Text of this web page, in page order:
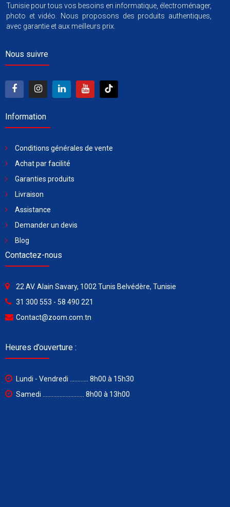
Tunisie pour tous vos besoins en informatique, électroménager,
photo et vidéo. Nous proposons des produits authentiques,
avec garantie et aux meilleurs prix.
Nous suivre
Information
Conditions générales de vente
Achat par facilité
Garanties produits
Livraison
Assistance
Demander un devis
Blog
Contactez-nous
22 AV. Alain Savary, 1002 Tunis Belvédère, Tunisie
31 300 553 - 58 490 221
Contact@zoom.com.tn
Heures d’ouverture :
Lundi - Vendredi ............ 8h00 à 15h30
Samedi ........................... 8h00 à 13h00